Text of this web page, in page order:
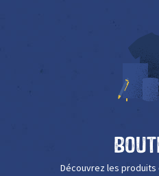
Découvrez les produits